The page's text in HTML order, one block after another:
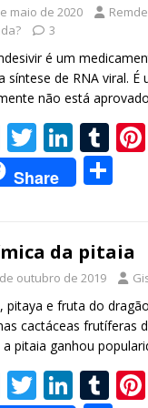
kmaio de 2020
3
é um
síntese de RNA viral.
não está aprovado
F
ac
e
o
o
k
T
w
itt
Li
n
k
dI
n
T
u
m
r
Share
e
da pitaia
outubro de 2019
pitaya e fruta do
cactáceas frutíferas
pitaia ganhou
F T Li T